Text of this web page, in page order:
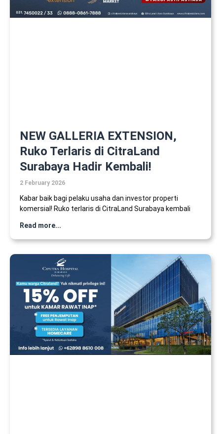
NEW GALLERIA EXTENSION,
Ruko Terlaris di CitraLand
Surabaya Hadir Kembali!
2 February 2026
Kabar baik bagi pelaku usaha dan investor properti
komersial! Ruko terlaris di CitraLand Surabaya kembali
Read more...